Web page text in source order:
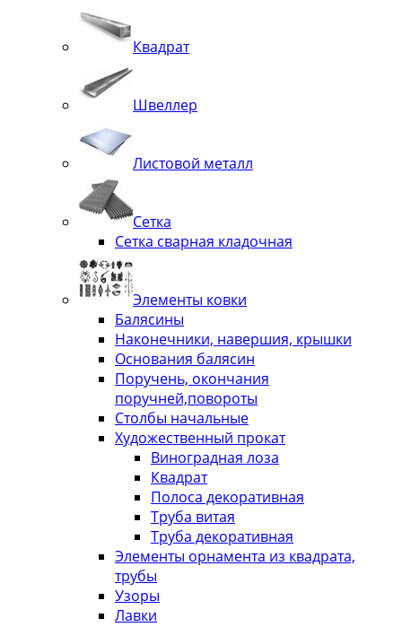
Квадрат
Швеллер
Листовой металл
Сетка
Сетка сварная кладочная
Элементы ковки
Балясины
Наконечники, навершия, крышки
Основания балясин
Поручень, окончания
поручней,повороты
Столбы начальные
Художественный прокат
Виноградная лоза
Квадрат
Полоса декоративная
Труба витая
Труба декоративная
Элементы орнамента из квадрата,
трубы
Узоры
Лавки